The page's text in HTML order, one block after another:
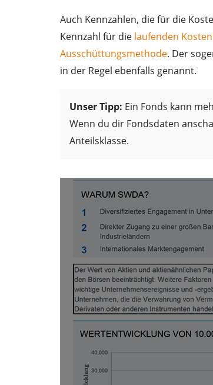
Auch Kennzahlen, die für die
Kennzahl für die laufenden Kosten
Ausschüttungsmethode. Der
in der Regel ebenfalls genannt.
Unser Tipp: Ein Fonds kann
Wenn du dir Fondsdaten
Anteilsklasse.